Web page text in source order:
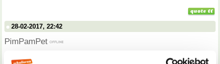
28-02-2017, 22:42
PimPamPet
Nice